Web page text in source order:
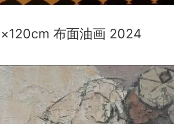
布面油画 2024